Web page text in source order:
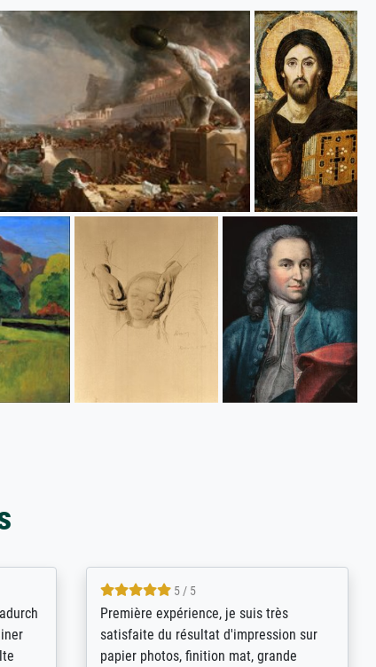
sich
4.8 / 5
Qualité absolument irréprochable.
Extraordinaire diversité des thèmes
abordés et personnalisation des